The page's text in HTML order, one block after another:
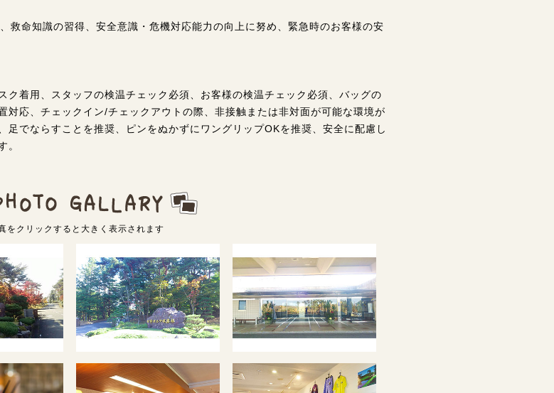
救命知識の習得、安全意識・危機対応能力の向上に努め、緊急時のお客様の安
ク着用、スタッフの検温チェック必須、お客様の検温チェック必須、バッグの
対応、チェックイン/チェックアウトの際、非接触または非対面が可能な環境が
足でならすことを推奨、ピンをぬかずにワングリップOKを推奨、安全に配慮し
。
をクリックすると大きく表示されます